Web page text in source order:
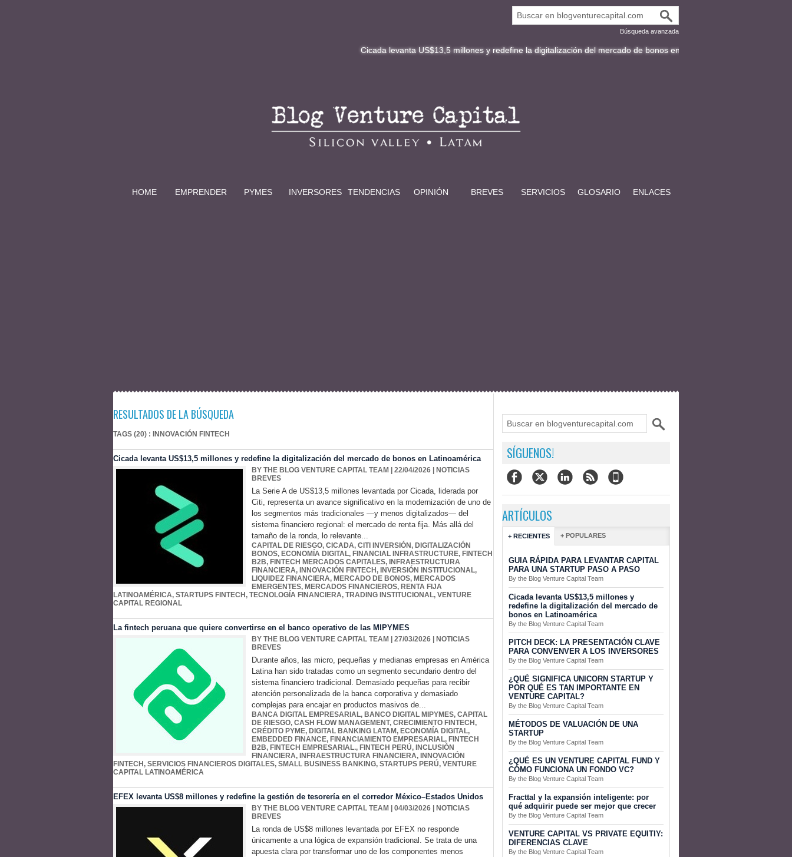
Búsqueda avanzada
Cicada levanta US$13,5 millones y redefine la digitalización del mercado de bonos en Latinoamérica
HOME EMPRENDER PYMES INVERSORES TENDENCIAS OPINIÓN BREVES SERVICIOS GLOSARIO ENLACES
RESULTADOS DE LA BÚSQUEDA
TAGS (20) : INNOVACIÓN FINTECH
Cicada levanta US$13,5 millones y redefine la digitalización del mercado de bonos en Latinoamérica
BY THE BLOG VENTURE CAPITAL TEAM | 22/04/2026
NOTICIAS
BREVES
La Serie A de US$13,5 millones levantada por Cicada, liderada por
Citi, representa un avance significativo en la modernización de uno de
los segmentos más tradicionales —y menos digitalizados— del
sistema financiero regional: el mercado de renta fija. Más allá del
tamaño de la ronda, lo relevante...
CAPITAL DE RIESGO, CICADA, CITI INVERSIÓN, DIGITALIZACIÓN
BONOS, ECONOMÍA DIGITAL, FINANCIAL INFRASTRUCTURE, FINTECH
B2B, FINTECH MERCADOS CAPITALES, INFRAESTRUCTURA
FINANCIERA, INNOVACIÓN FINTECH , INVERSIÓN INSTITUCIONAL,
LIQUIDEZ FINANCIERA, MERCADO DE BONOS, MERCADOS
EMERGENTES, MERCADOS FINANCIEROS, RENTA FIJA
LATINOAMÉRICA, STARTUPS FINTECH , TECNOLOGÍA FINANCIERA, TRADING INSTITUCIONAL, VENTURE
CAPITAL REGIONAL
La fintech peruana que quiere convertirse en el banco operativo de las MIPYMES
BY THE BLOG VENTURE CAPITAL TEAM | 27/03/2026
NOTICIAS
BREVES
Durante años, las micro, pequeñas y medianas empresas en América
Latina han sido tratadas como un segmento secundario dentro del
sistema financiero tradicional. Demasiado pequeñas para recibir
atención personalizada de la banca corporativa y demasiado
complejas para encajar en productos masivos de...
BANCA DIGITAL EMPRESARIAL, BANCO DIGITAL MIPYMES, CAPITAL
DE RIESGO, CASH FLOW MANAGEMENT, CRECIMIENTO FINTECH ,
CRÉDITO PYME, DIGITAL BANKING LATAM, ECONOMÍA DIGITAL,
EMBEDDED FINANCE, FINANCIAMIENTO EMPRESARIAL, FINTECH
B2B, FINTECH EMPRESARIAL., FINTECH PERÚ, INCLUSIÓN
FINANCIERA, INFRAESTRUCTURA FINANCIERA, INNOVACIÓN
FINTECH , SERVICIOS FINANCIEROS DIGITALES, SMALL BUSINESS BANKING, STARTUPS PERÚ, VENTURE
CAPITAL LATINOAMÉRICA
EFEX levanta US$8 millones y redefine la gestión de tesorería en el corredor México–Estados Unidos
BY THE BLOG VENTURE CAPITAL TEAM | 04/03/2026
NOTICIAS
BREVES
La ronda de US$8 millones levantada por EFEX no responde
únicamente a una lógica de expansión tradicional. Se trata de una
apuesta clara por transformar uno de los componentes menos
SÍGUENOS!
ARTÍCULOS
+ RECIENTES + POPULARES
GUIA RÁPIDA PARA LEVANTAR CAPITAL
PARA UNA STARTUP PASO A PASO
By the Blog Venture Capital Team
Cicada levanta US$13,5 millones y
redefine la digitalización del mercado de
bonos en Latinoamérica
By the Blog Venture Capital Team
PITCH DECK: LA PRESENTACIÓN CLAVE
PARA CONVENVER A LOS INVERSORES
By the Blog Venture Capital Team
¿QUÉ SIGNIFICA UNICORN STARTUP Y
POR QUÉ ES TAN IMPORTANTE EN
VENTURE CAPITAL?
By the Blog Venture Capital Team
MÉTODOS DE VALUACIÓN DE UNA
STARTUP
By the Blog Venture Capital Team
¿QUÉ ES UN VENTURE CAPITAL FUND Y
CÓMO FUNCIONA UN FONDO VC?
By the Blog Venture Capital Team
Fracttal y la expansión inteligente: por
qué adquirir puede ser mejor que crecer
By the Blog Venture Capital Team
VENTURE CAPITAL VS PRIVATE EQUITIY:
DIFERENCIAS CLAVE
By the Blog Venture Capital Team